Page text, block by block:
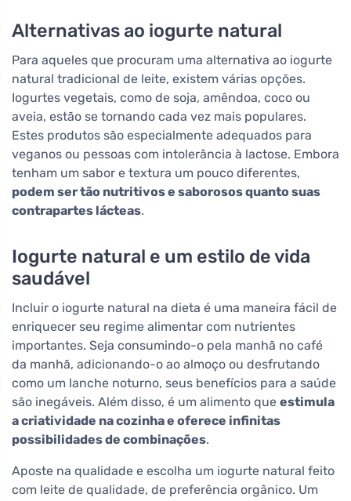
Alternativas ao iogurte natural
Para aqueles que procuram uma alternativa ao iogurte
natural tradicional de leite, existem várias opções.
Iogurtes vegetais, como de soja, amêndoa, coco ou
aveia, estão se tornando cada vez mais populares.
Estes produtos são especialmente adequados para
veganos ou pessoas com intolerância à lactose. Embora
tenham um sabor e textura um pouco diferentes,
podem ser tão nutritivos e saborosos quanto suas
contrapartes lácteas.
Iogurte natural e um estilo de vida
saudável
Incluir o iogurte natural na dieta é uma maneira fácil de
enriquecer seu regime alimentar com nutrientes
importantes. Seja consumindo-o pela manhã no café
da manhã, adicionando-o ao almoço ou desfrutando
como um lanche noturno, seus benefícios para a saúde
são inegáveis. Além disso, é um alimento que estimula
a criatividade na cozinha e oferece infinitas
possibilidades de combinações.
Aposte na qualidade e escolha um iogurte natural feito
com leite de qualidade, de preferência orgânico. Um